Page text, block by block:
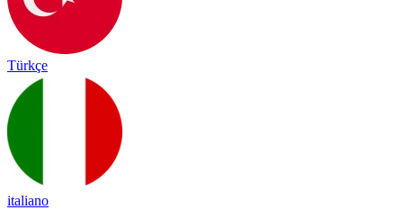
Türkçe
italiano